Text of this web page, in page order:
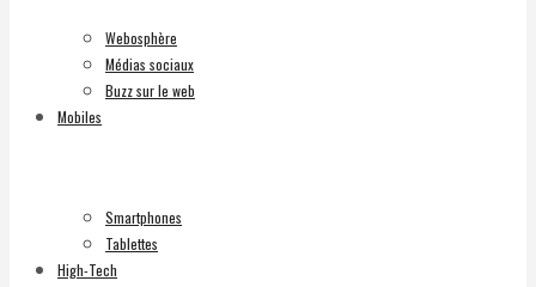
Webosphère
Médias sociaux
Buzz sur le web
Mobiles
Smartphones
Tablettes
High-Tech